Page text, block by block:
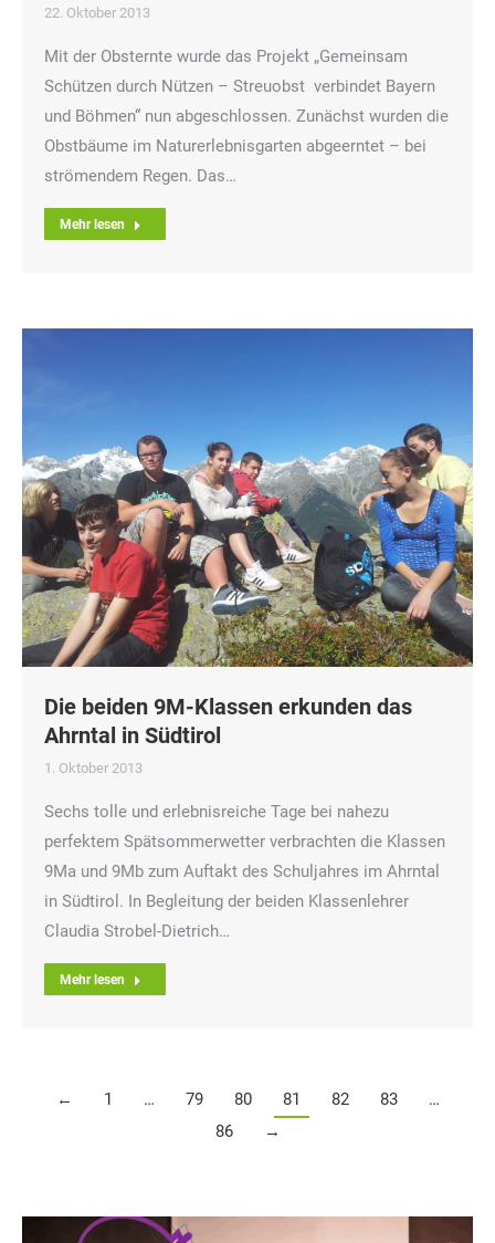
22. Oktober 2013
Mit der Obsternte wurde das Projekt „Gemeinsam
Schützen durch Nützen – Streuobst verbindet Bayern
und Böhmen“ nun abgeschlossen. Zunächst wurden die
Obstbäume im Naturerlebnisgarten abgeerntet – bei
strömendem Regen. Das…
Mehr lesen
Die beiden 9M-Klassen erkunden das
Ahrntal in Südtirol
1. Oktober 2013
Sechs tolle und erlebnisreiche Tage bei nahezu
perfektem Spätsommerwetter verbrachten die Klassen
9Ma und 9Mb zum Auftakt des Schuljahres im Ahrntal
in Südtirol. In Begleitung der beiden Klassenlehrer
Claudia Strobel-Dietrich…
Mehr lesen
← 1 … 79 80 81 82 83
…
86
→